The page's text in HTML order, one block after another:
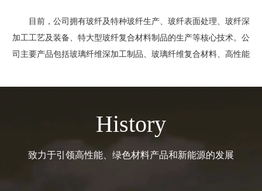
目前，公司拥有玻纤及特种玻纤生产、玻纤表面处理、玻纤深
加工工艺及装备、特大型玻纤复合材料制品的生产等核心技术。公
司主要产品包括玻璃纤维深加工制品、玻璃纤维复合材料、高性能
“鼎”牌商标获“江苏省重点培育和发展的国际知名品牌”称号目前公
区，拥有一大批稳定的客户群。
随着全球经济一体化进程不断加快，公司将利用长三角的区位
History
致力于引领高性能、绿色材料产品和新能源的发展